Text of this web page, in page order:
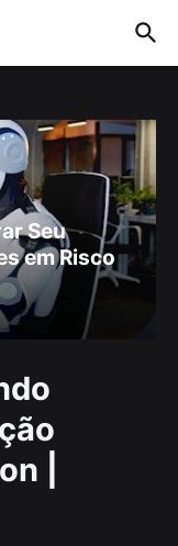
Seu
em Risco
|